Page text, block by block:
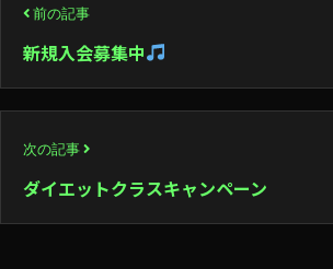
稿
ナ
ビ
ゲ
ー
前の記事
新規入会募集中
次の記事
ダイエットクラスキャンペーン